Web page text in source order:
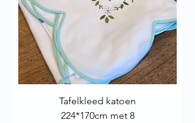
Tafelkleed katoen
224*170cm met 8